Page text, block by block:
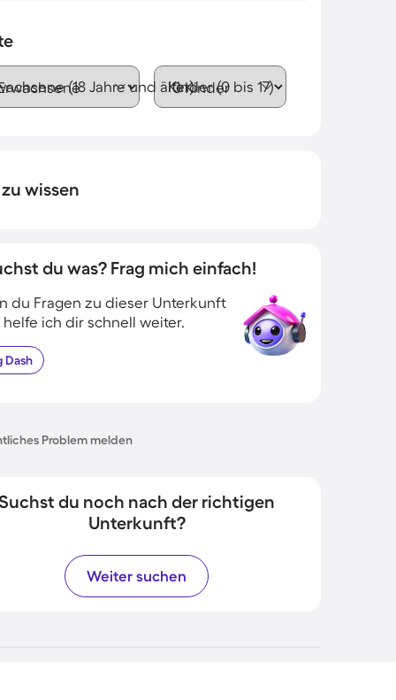
(18 Jahre und älter)Kinder (0 bis 17)
wissen
du was? Frag mich einfach!
du Fragen zu dieser Unterkunft
helfe ich dir schnell weiter.
Dash
Problem melden
du noch nach der richtigen
Unterkunft?
Weiter suchen